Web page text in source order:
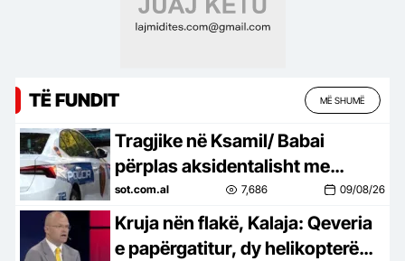
TË FUNDIT MË SHUMË
Tragjike në Ksamil/ Babai
përplas aksidentalisht me
makinë vajzën, ndërron jetë 4-
vjeçarja
sot.com.al 7,686 09/08/26
Kruja nën flakë, Kalaja: Qeveria
e papërgatitur, dy helikopterë